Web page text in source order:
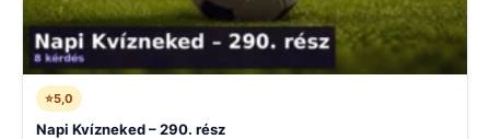
⭐5,0
Napi Kvízneked – 290. rész